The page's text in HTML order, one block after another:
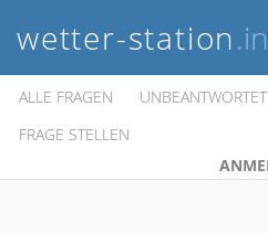
wetter-station
ALLE FRAGEN UNBEANTWORTET
FRAGE STELLEN